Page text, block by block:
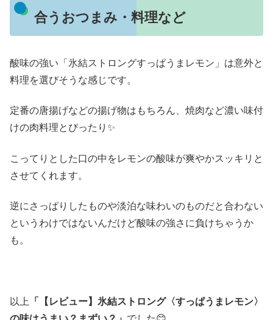
合うおつまみ・料理など
酸味の強い「氷結ストロングすっぱうまレモン」は意外と
料理を選びそうな感じです。
定番の唐揚げなどの揚げ物はもちろん、焼肉など濃い味付
けの肉料理とぴったり✨
こってりとした口の中をレモンの酸味が爽やかスッキリと
させてくれます。
逆にさっぱりしたものや淡泊な味わいのものだと合わない
というわけではないんだけど酸味の強さに負けちゃうか
も。
以上 「【レビュー】氷結ストロング〈すっぱうまレモン〉